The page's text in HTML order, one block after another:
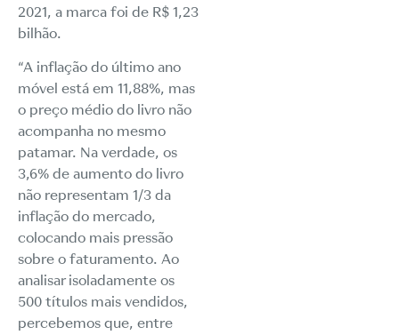
2021, a marca foi de R$ 1,23
bilhão.
“A inflação do último ano
móvel está em 11,88%, mas
o preço médio do livro não
acompanha no mesmo
patamar. Na verdade, os
3,6% de aumento do livro
não representam 1/3 da
inflação do mercado,
colocando mais pressão
sobre o faturamento. Ao
analisar isoladamente os
500 títulos mais vendidos,
percebemos que, entre